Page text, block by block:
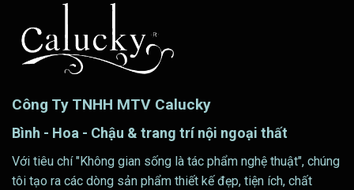
Công Ty TNHH MTV Calucky
Bình - Hoa - Chậu & trang trí nội ngoại thất
Với tiêu chí "Không gian sống là tác phẩm nghệ thuật", chúng
tôi tạo ra các dòng sản phẩm thiết kế đẹp, tiện ích, chất